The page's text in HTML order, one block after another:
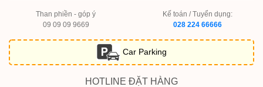
Than phiền - góp ý
09 09 09 9669
Kế toán / Tuyển dụng:
028 224 66666
Car Parking
HOTLINE ĐẶT HÀNG